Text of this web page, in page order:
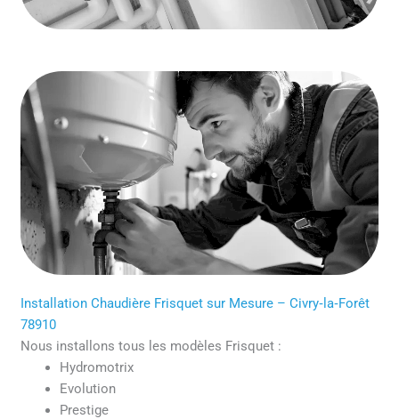
Installation Chaudière Frisquet sur Mesure – Civry‑la‑Forêt
78910
Nous installons tous les modèles Frisquet :
Hydromotrix
Evolution
Prestige